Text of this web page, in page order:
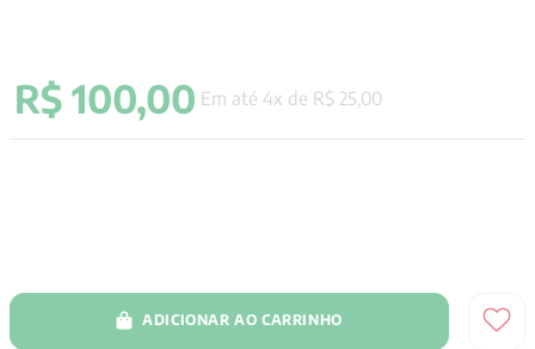
R$ 100,00 Em até 4x de R$ 25 00
ADICIONAR AO CARRINHO